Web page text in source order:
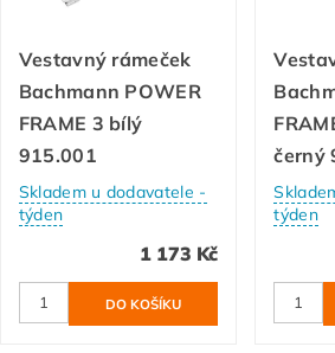
Vestavný rámeček
Bachmann POWER
FRAME 3 bílý
915.001
Skladem u dodavatele -
týden
1 173 Kč
černý
týden